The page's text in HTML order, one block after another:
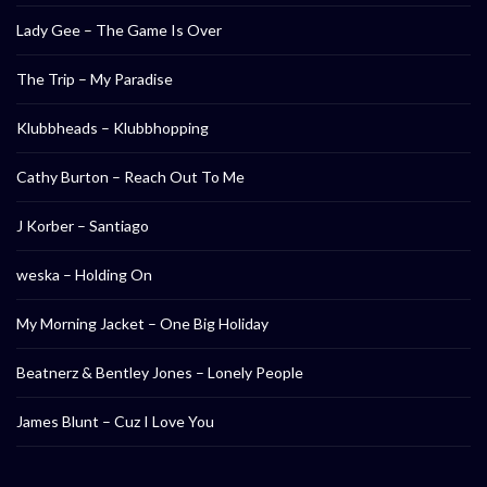
Lady Gee – The Game Is Over
The Trip – My Paradise
Klubbheads – Klubbhopping
Cathy Burton – Reach Out To Me
J Korber – Santiago
weska – Holding On
My Morning Jacket – One Big Holiday
Beatnerz & Bentley Jones – Lonely People
James Blunt – Cuz I Love You